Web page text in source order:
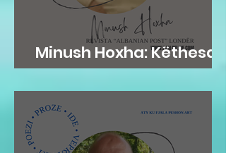
Minush Hoxha: Këthesa
emotive e zemres